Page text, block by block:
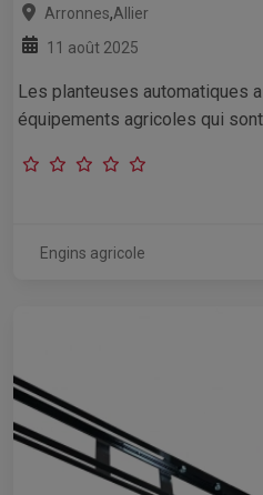
Arronnes,Allier
11 août 2025
Les planteuses automatiques
équipements agricoles qui sont
Engins agricole